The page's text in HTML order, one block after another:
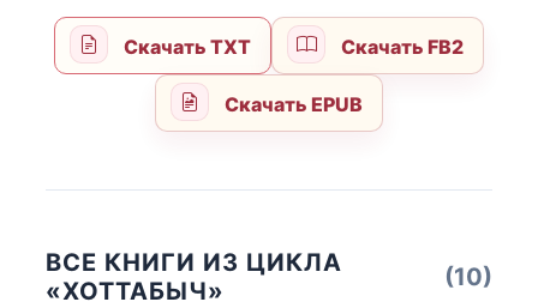
Скачать TXT Скачать FB2
Скачать EPUB
ВСЕ КНИГИ ИЗ ЦИКЛА
«ХОТТАБЫЧ»
(10)